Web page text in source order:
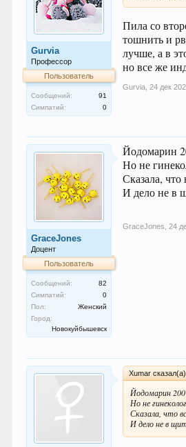
Gurvia
Профессор
Пользователь
Сообщений:
91
Симпатий:
0
Пила со
тошнить и
лучше, а в
но все же
Gurvia 24 дек
GraceJones
Доцент
Пользователь
Сообщений:
82
Симпатий:
0
Пол:
Женский
Город:
Новокуйбышевск
Йодомарин
Но не
Сказала,
И дело не в
GraceJones 24
Xumar
Йодомарин
Но не
Сказала, что
И дело не в